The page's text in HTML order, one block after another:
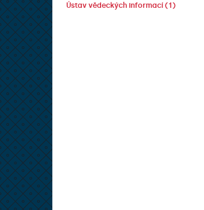
Ústav vědeckých informací (1)